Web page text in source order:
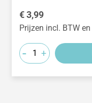
Normale prijs:
€ 3,99
Prijzen incl. BTW
- +